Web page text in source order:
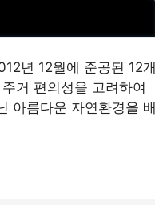
년 12월에 준공된 12개
거 편의성을 고려하여
아름다운 자연환경을 배